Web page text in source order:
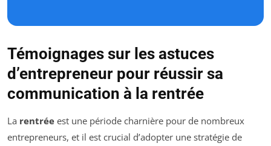
Témoignages sur les astuces
d’entrepreneur pour réussir sa
communication à la rentrée
La rentrée est une période charnière pour de nombreux
entrepreneurs, et il est crucial d’adopter une stratégie de